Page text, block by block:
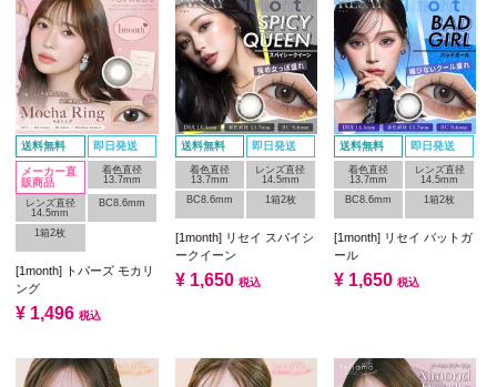
送料無料 即日発送
メーカー直
販商品
着色直径
13.7mm
レンズ直径
14.5mm
BC8.6mm
1箱2枚
[1month] トパーズ モカリ
ング
¥ 1,496 税込
送料無料 即日発送
着色直径
13.7mm
レンズ直径
14.5mm
BC8.6mm
1箱2枚
[1month] リセイ スパイシ
ークイーン
¥ 1,650 税込
送料無料 即日発送
着色直径
13.7mm
レンズ直径
14.5mm
BC8.6mm
1箱2枚
[1month] リセイ バットガ
ール
¥ 1,650 税込